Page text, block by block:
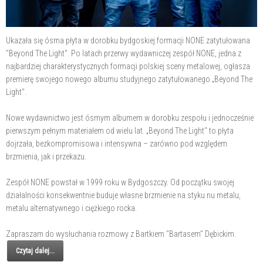
Ukazała się ósma płyta w dorobku bydgoskiej formacji NONE zatytułowana
"Beyond The Light". Po latach przerwy wydawniczej zespół NONE, jedna z
najbardziej charakterystycznych formacji polskiej sceny metalowej, ogłasza
premierę swojego nowego albumu studyjnego zatytułowanego „Beyond The
Light".
Nowe wydawnictwo jest ósmym albumem w dorobku zespołu i jednocześnie
pierwszym pełnym materiałem od wielu lat. „Beyond The Light" to płyta
dojrzała, bezkompromisowa i intensywna – zarówno pod względem
brzmienia, jak i przekazu.
Zespół NONE powstał w 1999 roku w Bydgoszczy. Od początku swojej
działalności konsekwentnie buduje własne brzmienie na styku nu metalu,
metalu alternatywnego i ciężkiego rocka.
Zapraszam do wysłuchania rozmowy z Bartkiem "Bartasem" Dębickim.
Czytaj dalej...